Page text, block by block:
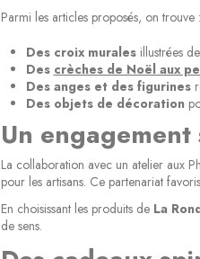
Parmi les articles proposés, on trouve :
Des croix muralesillustrées
Des crèches de Noël aux
Des anges et des figurines
Des objets de décoration
Un
La collaboration avec un atelier aux
pour les artisans. Ce partenariat
En choisissant les produits de La
de sens.